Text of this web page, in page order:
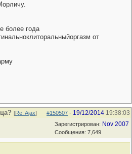
более года
от
#150507 - 19/12/2014 19:38:03
[Re: Ajax]
Зарегистрирован: Nov 2007
Сообщения: 7,649